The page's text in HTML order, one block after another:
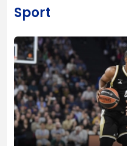
Sport